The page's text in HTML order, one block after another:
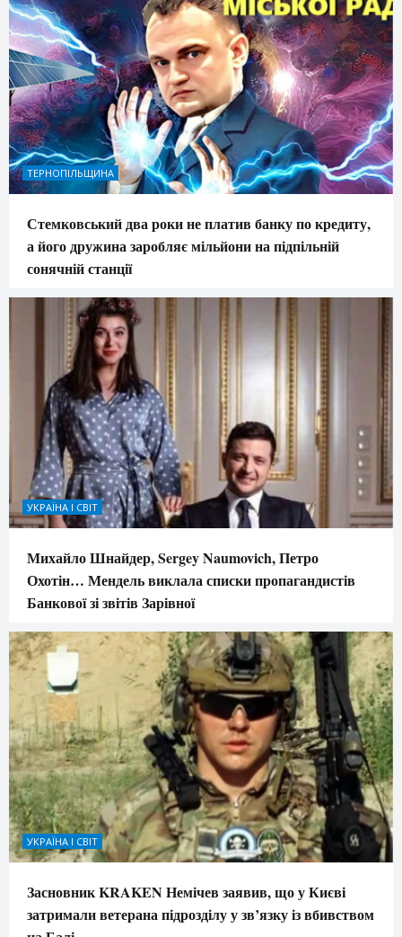
ТЕРНОПІЛЬЩИНА
Стемковський два роки не платив банку по кредиту,
а його дружина заробляє мільйони на підпільній
сонячній станції
УКРАЇНА І СВІТ
Михайло Шнайдер, Sergey Naumovich, Петро
Охотін… Мендель виклала списки пропагандистів
Банкової зі звітів Зарівної
УКРАЇНА І СВІТ
Засновник KRAKEN Немічев заявив, що у Києві
затримали ветерана підрозділу у зв’язку із вбивством